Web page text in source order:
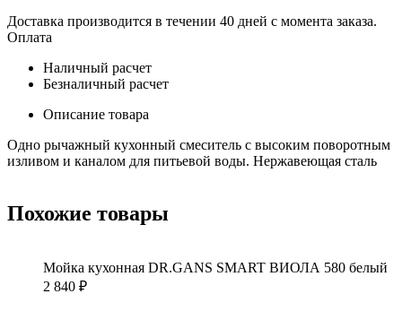
Доставка производится в течении 40 дней с момента заказа.
Оплата
Наличный расчет
Безналичный расчет
Описание товара
Одно рычажный кухонный смеситель с высоким поворотным
изливом и каналом для питьевой воды. Нержавеющая сталь
Похожие товары
Мойка кухонная DR.GANS SMART ВИОЛА 580 белый
2 840 ₽